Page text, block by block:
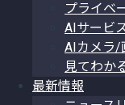
プライベ
AIサービ
AIカメラ/
見てわか
最新情報